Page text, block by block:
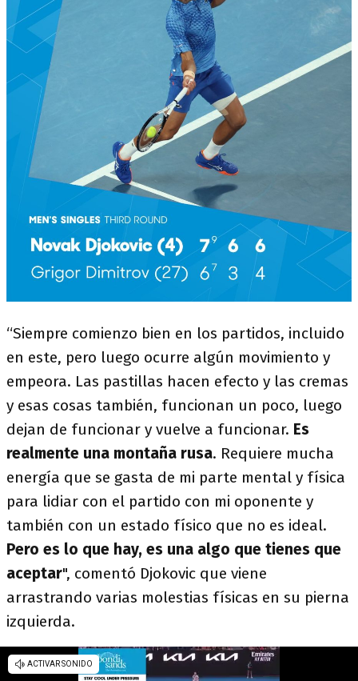
“Siempre comienzo bien en los partidos, incluido
en este, pero luego ocurre algún movimiento y
empeora. Las pastillas hacen efecto y las cremas
y esas cosas también, funcionan un poco, luego
dejan de funcionar y vuelve a funcionar. Es
realmente una montaña rusa. Requiere mucha
energía que se gasta de mi parte mental y física
para lidiar con el partido con mi oponente y
también con un estado físico que no es ideal.
Pero es lo que hay, es una algo que tienes que
aceptar", comentó Djokovic que viene
arrastrando varias molestias físicas en su pierna
izquierda.